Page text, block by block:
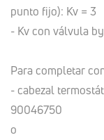
punto fijo): Kv = 3
- Kv con válvula
Para completar
- cabezal
90046750
o